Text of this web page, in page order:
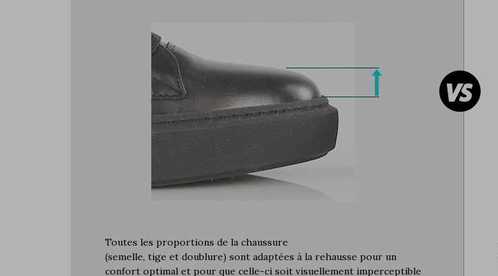
Toutes les proportions de la chaussure
(semelle, tige et doublure) sont adaptées à la rehausse pour un
confort optimal et pour que celle-ci soit visuellement imperceptible